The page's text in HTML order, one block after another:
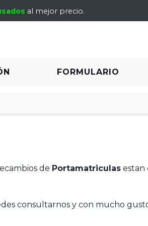
al mejor precio.
FORMULARIO
de Portamatriculas estan
consultarnos y con mucho